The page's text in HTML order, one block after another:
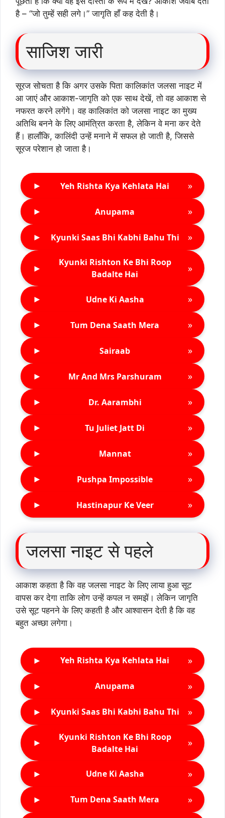
है – “जो तुम्हें सही लगे।” जागृति हाँ कह देती है।
साजिश जारी
सूरज सोचता है कि अगर उसके पिता कालिकांत जलसा नाइट में
आ जाएं और आकाश-जागृति को एक साथ देखें, तो वह आकाश से
नफरत करने लगेंगे। वह कालिकांत को जलसा नाइट का मुख्य
अतिथि बनने के लिए आमंत्रित करता है, लेकिन वे मना कर देते
हैं। हालाँकि, कालिंदी उन्हें मनाने में सफल हो जाती है, जिससे
सूरज परेशान हो जाता है।
► Yeh Rishta Kya Kehlata Hai »
► Anupama »
► Kyunki Saas Bhi Kabhi Bahu Thi »
►
Kyunki Rishton Ke Bhi Roop
Badalte Hai
»
► Udne Ki Aasha »
► Tum Dena Saath Mera »
► Sairaab »
► Mr And Mrs Parshuram »
► Dr. Aarambhi »
► Tu Juliet Jatt Di »
► Mannat »
► Pushpa Impossible »
► Hastinapur Ke Veer »
जलसा नाइट से पहले
आकाश कहता है कि वह जलसा नाइट के लिए लाया हुआ सूट
वापस कर देगा ताकि लोग उन्हें कपल न समझें। लेकिन जागृति
उसे सूट पहनने के लिए कहती है और आश्वासन देती है कि वह
बहुत अच्छा लगेगा।
► Yeh Rishta Kya Kehlata Hai »
► Anupama »
► Kyunki Saas Bhi Kabhi Bahu Thi »
►
Kyunki Rishton Ke Bhi Roop
Badalte Hai
»
► Udne Ki Aasha »
► Tum Dena Saath Mera »